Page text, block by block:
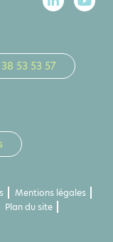
53 53 57
Mentions légales
Plan du site